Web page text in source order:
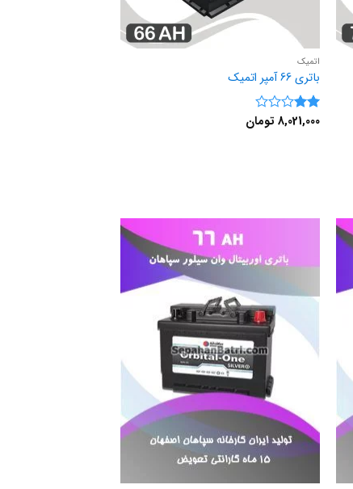
اتمیک
باتری 66 آمپر اتمیک
نمره
8,021,000 تومان